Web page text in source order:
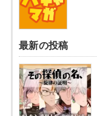
最新の投稿